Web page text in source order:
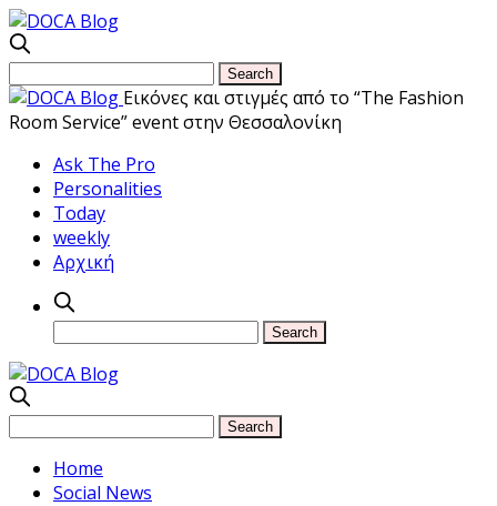
Εικόνες και στιγμές από το “The Fashion
Room Service” event στην Θεσσαλονίκη
Ask The Pro
Personalities
Today
weekly
Αρχική
Home
Social News